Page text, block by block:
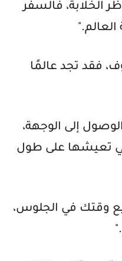
الخلابة، فالسفر
فقد تجد عالمًا
إلى الوجهة،
تعيشها على طول
وقتك في الجلوس،